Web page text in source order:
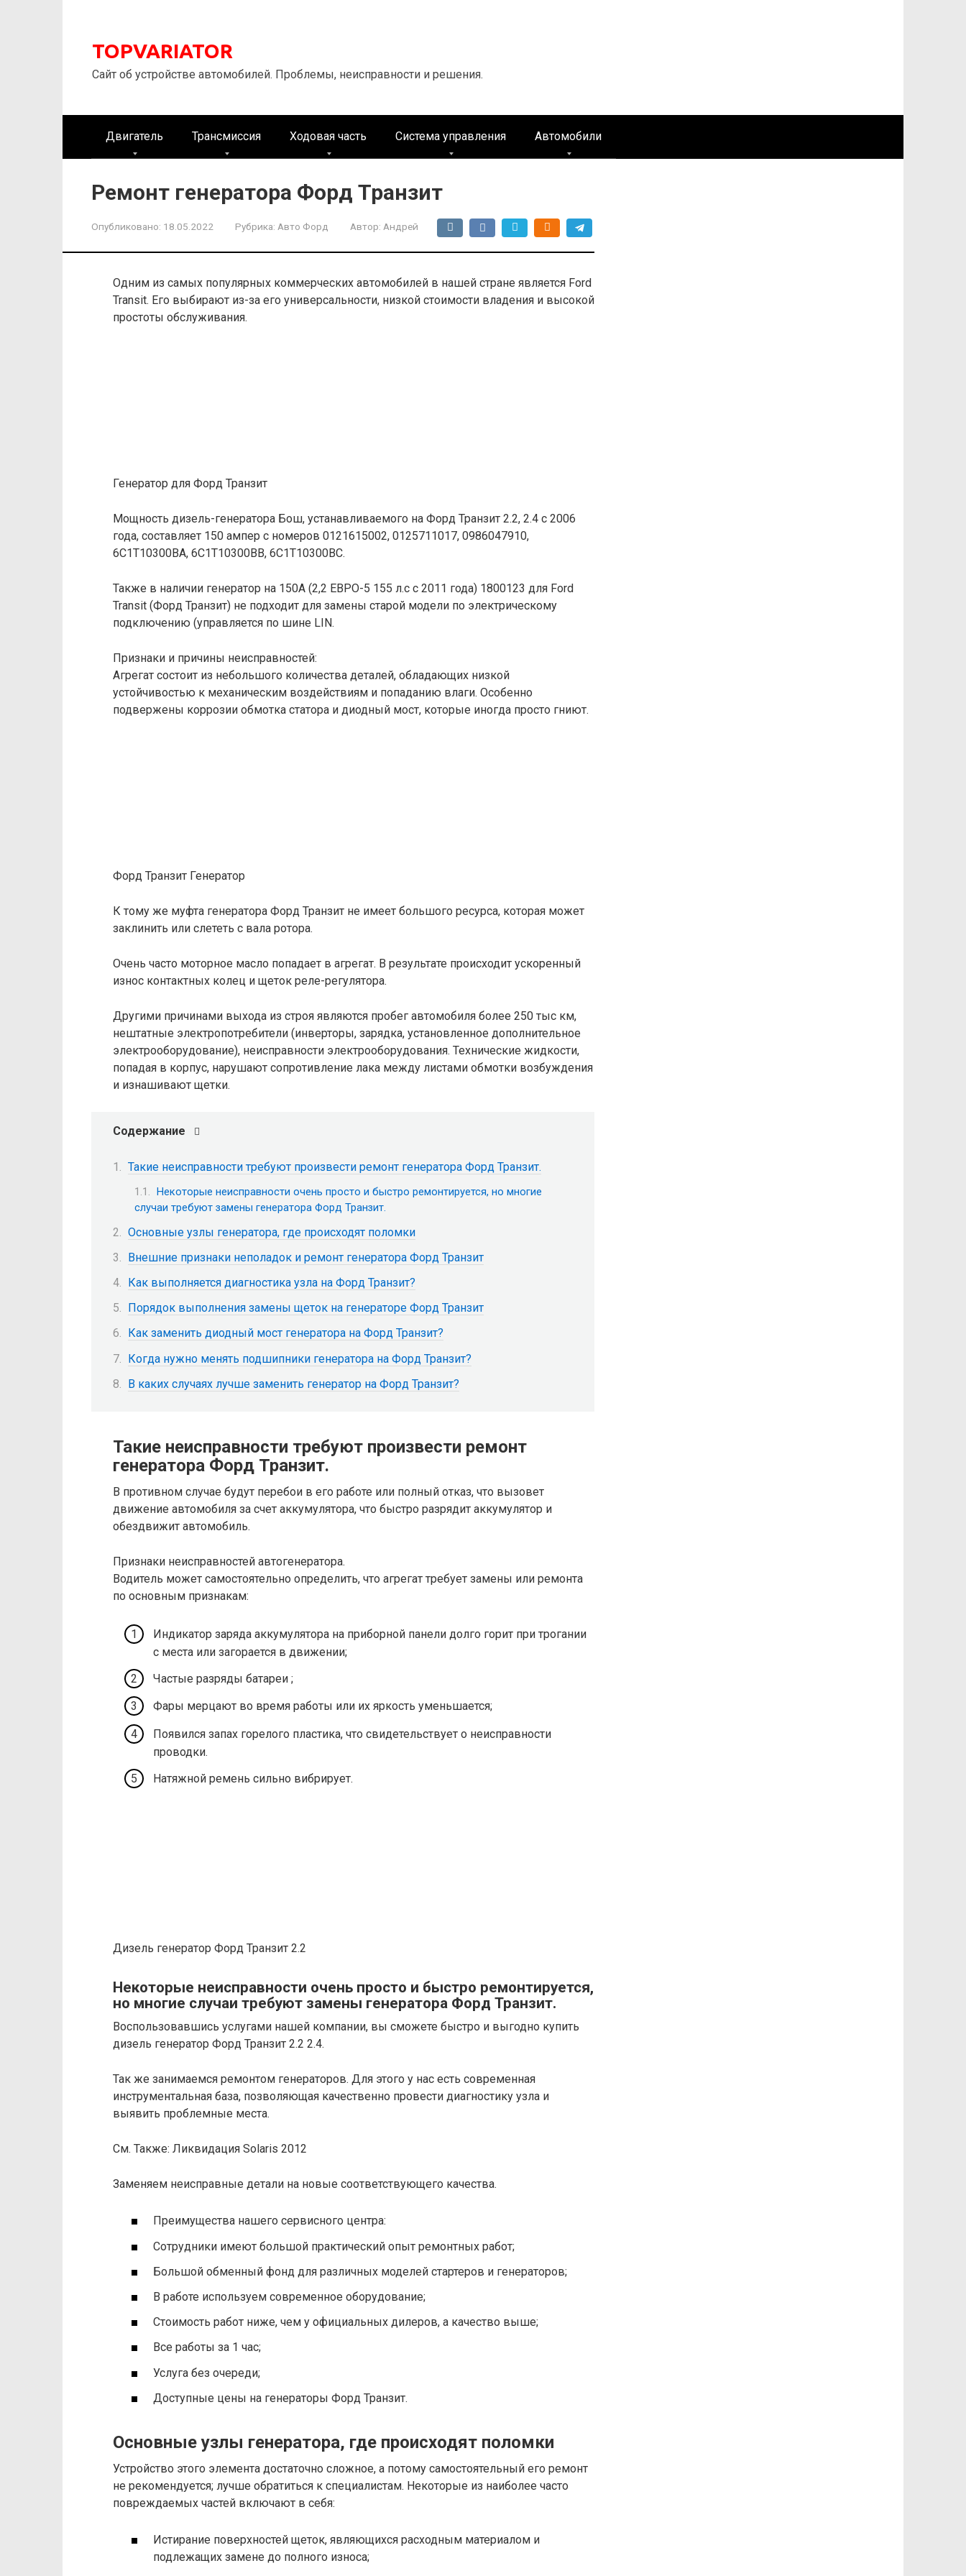
TOPVARIATOR
Сайт об устройстве автомобилей. Проблемы, неисправности и решения.
Двигатель Трансмиссия Ходовая часть Система управления Автомобили
Ремонт генератора Форд Транзит
Опубликовано: 18.05.2022 Рубрика: Авто Форд Автор: Андрей
Одним из самых популярных коммерческих автомобилей в нашей стране является Ford
Transit. Его выбирают из-за его универсальности, низкой стоимости владения и высокой
простоты обслуживания.
Генератор для Форд Транзит
Мощность дизель-генератора Бош, устанавливаемого на Форд Транзит 2.2, 2.4 с 2006
года, составляет 150 ампер с номеров 0121615002, 0125711017, 0986047910,
6C1T10300BA, 6C1T10300BB, 6C1T10300BC.
Также в наличии генератор на 150А (2,2 ЕВРО-5 155 л.с с 2011 года) 1800123 для Ford
Transit (Форд Транзит) не подходит для замены старой модели по электрическому
подключению (управляется по шине LIN.
Признаки и причины неисправностей:
Агрегат состоит из небольшого количества деталей, обладающих низкой
устойчивостью к механическим воздействиям и попаданию влаги. Особенно
подвержены коррозии обмотка статора и диодный мост, которые иногда просто гниют.
Форд Транзит Генератор
К тому же муфта генератора Форд Транзит не имеет большого ресурса, которая может
заклинить или слететь с вала ротора.
Очень часто моторное масло попадает в агрегат. В результате происходит ускоренный
износ контактных колец и щеток реле-регулятора.
Другими причинами выхода из строя являются пробег автомобиля более 250 тыс км,
нештатные электропотребители (инверторы, зарядка, установленное дополнительное
электрооборудование), неисправности электрооборудования. Технические жидкости,
попадая в корпус, нарушают сопротивление лака между листами обмотки возбуждения
и изнашивают щетки.
Содержание
Такие неисправности требуют произвести ремонт генератора Форд Транзит.
Некоторые неисправности очень просто и быстро ремонтируется, но многие
случаи требуют замены генератора Форд Транзит.
Основные узлы генератора, где происходят поломки
Внешние признаки неполадок и ремонт генератора Форд Транзит
Как выполняется диагностика узла на Форд Транзит?
Порядок выполнения замены щеток на генераторе Форд Транзит
Как заменить диодный мост генератора на Форд Транзит?
Когда нужно менять подшипники генератора на Форд Транзит?
В каких случаях лучше заменить генератор на Форд Транзит?
Такие неисправности требуют произвести ремонт
генератора Форд Транзит.
В противном случае будут перебои в его работе или полный отказ, что вызовет
движение автомобиля за счет аккумулятора, что быстро разрядит аккумулятор и
обездвижит автомобиль.
Признаки неисправностей автогенератора.
Водитель может самостоятельно определить, что агрегат требует замены или ремонта
по основным признакам:
Индикатор заряда аккумулятора на приборной панели долго горит при трогании
с места или загорается в движении;
Частые разряды батареи ;
Фары мерцают во время работы или их яркость уменьшается;
Появился запах горелого пластика, что свидетельствует о неисправности
проводки.
Натяжной ремень сильно вибрирует.
Дизель генератор Форд Транзит 2.2
Некоторые неисправности очень просто и быстро ремонтируется,
но многие случаи требуют замены генератора Форд Транзит.
Воспользовавшись услугами нашей компании, вы сможете быстро и выгодно купить
дизель генератор Форд Транзит 2.2 2.4.
Так же занимаемся ремонтом генераторов. Для этого у нас есть современная
инструментальная база, позволяющая качественно провести диагностику узла и
выявить проблемные места.
См. Также: Ликвидация Solaris 2012
Заменяем неисправные детали на новые соответствующего качества.
Преимущества нашего сервисного центра:
Сотрудники имеют большой практический опыт ремонтных работ;
Большой обменный фонд для различных моделей стартеров и генераторов;
В работе используем современное оборудование;
Стоимость работ ниже, чем у официальных дилеров, а качество выше;
Все работы за 1 час;
Услуга без очереди;
Доступные цены на генераторы Форд Транзит.
Основные узлы генератора, где происходят поломки
Устройство этого элемента достаточно сложное, а потому самостоятельный его ремонт
не рекомендуется; лучше обратиться к специалистам. Некоторые из наиболее часто
повреждаемых частей включают в себя:
Истирание поверхностей щеток, являющихся расходным материалом и
подлежащих замене до полного износа;